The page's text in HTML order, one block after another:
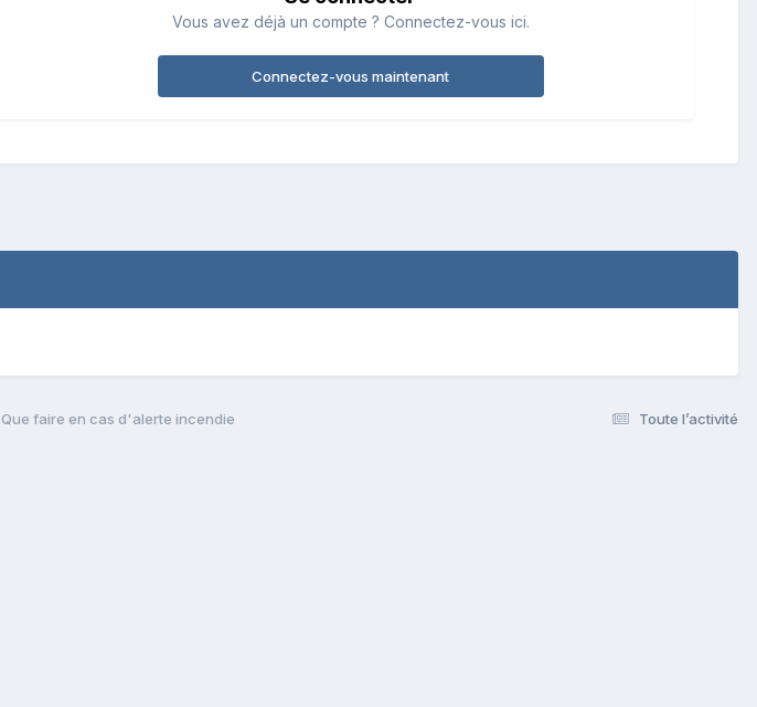
Vous avez déjà un compte ? Connectez-vous ici.
Connectez-vous maintenant
Toute l’activité
Que faire en cas d'alerte incendie